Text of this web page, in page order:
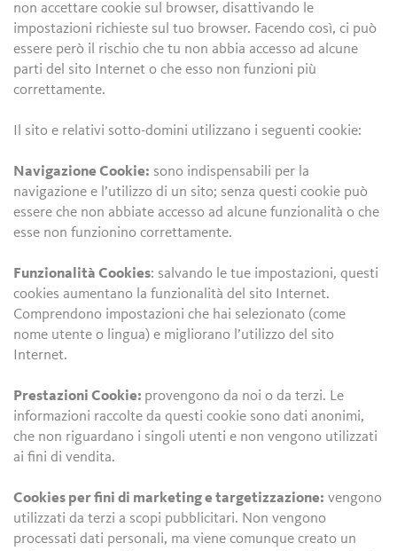
non accettare cookie sul browser, disattivando le
impostazioni richieste sul tuo browser. Facendo così, ci può
essere però il rischio che tu non abbia accesso ad alcune
parti del sito Internet o che esso non funzioni più
correttamente.
Il sito e relativi sotto-domini utilizzano i seguenti cookie:
Navigazione Cookie: sono indispensabili per la
navigazione e l’utilizzo di un sito; senza questi cookie può
essere che non abbiate accesso ad alcune funzionalità o che
esse non funzionino correttamente.
Funzionalità Cookies: salvando le tue impostazioni, questi
cookies aumentano la funzionalità del sito Internet.
Comprendono impostazioni che hai selezionato (come
nome utente o lingua) e migliorano l’utilizzo del sito
Internet.
Prestazioni Cookie: provengono da noi o da terzi. Le
informazioni raccolte da questi cookie sono dati anonimi,
che non riguardano i singoli utenti e non vengono utilizzati
ai fini di vendita.
Cookies per fini di marketing e targetizzazione: vengono
utilizzati da terzi a scopi pubblicitari. Non vengono
processati dati personali, ma viene comunque creato un